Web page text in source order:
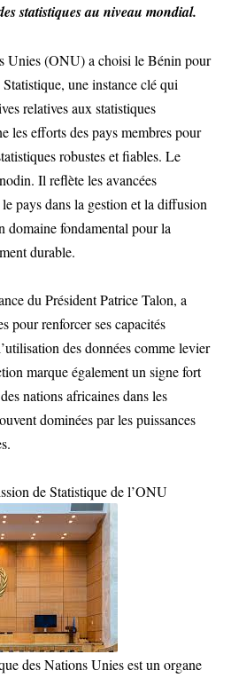
statistiques au niveau mondial.
Unies (ONU) a choisi le Bénin pour
une instance clé qui
relatives aux statistiques
les efforts des pays membres pour
robustes et fiables. Le
Il reflète les avancées
pays dans la gestion et la diffusion
domaine fondamental pour la
durable.
du Président Patrice Talon, a
pour renforcer ses capacités
des données comme levier
marque également un signe fort
nations africaines dans les
dominées par les puissances
de Statistique de l’ONU
des Nations Unies est un organe